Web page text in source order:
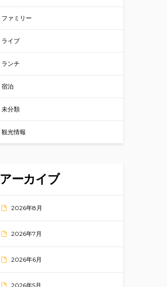
ファミリー
ライブ
ランチ
宿泊
未分類
観光情報
アーカイブ
2026年8月
2026年7月
2026年6月
2026年5月